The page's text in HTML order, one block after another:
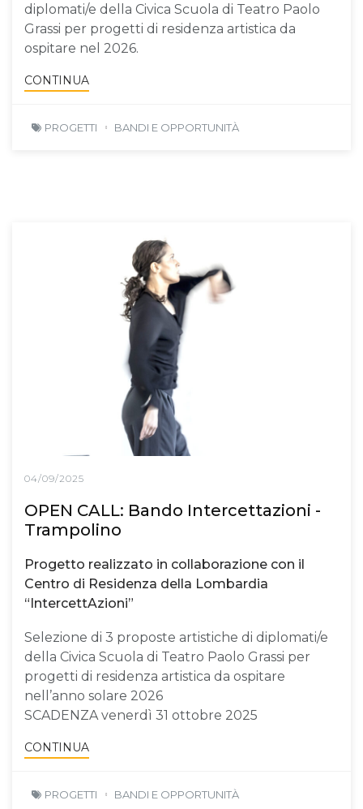
diplomati/e della Civica Scuola di Teatro Paolo
Grassi per progetti di residenza artistica da
ospitare nel 2026.
CONTINUA
PROGETTI BANDI E OPPORTUNITÀ
04/09/2025
OPEN CALL: Bando Intercettazioni -
Trampolino
Progetto realizzato in collaborazione con il
Centro di Residenza della Lombardia
“IntercettAzioni”
Selezione di 3 proposte artistiche di diplomati/e
della Civica Scuola di Teatro Paolo Grassi per
progetti di residenza artistica da ospitare
nell’anno solare 2026
SCADENZA venerdì 31 ottobre 2025
CONTINUA
PROGETTI BANDI E OPPORTUNITÀ